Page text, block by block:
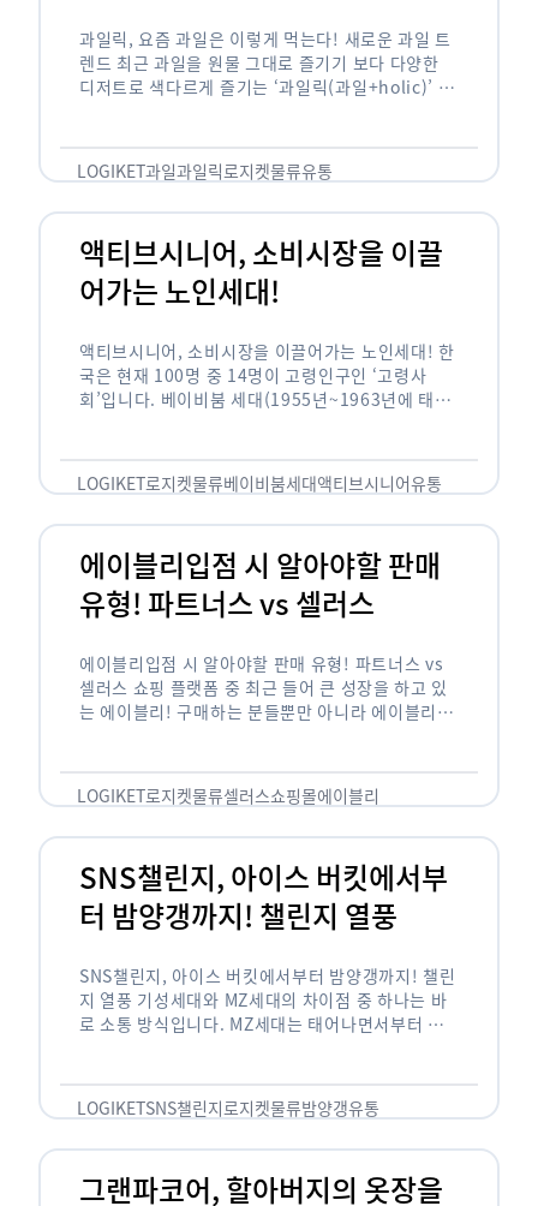
과일릭, 요즘 과일은 이렇게 먹는다! 새로운 과일 트
렌드 최근 과일을 원물 그대로 즐기기 보다 다양한
디저트로 색다르게 즐기는 ‘과일릭(과일+holic)’ 트
…
LOGIKET과일과일릭로지켓물류유통
액티브시니어, 소비시장을 이끌
어가는 노인세대!
액티브시니어, 소비시장을 이끌어가는 노인세대! 한
국은 현재 100명 중 14명이 고령인구인 ‘고령사
회’입니다. 베이비붐 세대(1955년~1963년에 태어
오고 있습니다. 하지만 사회가 늙어가는 …
LOGIKET로지켓물류베이비붐세대액티브시니어유통
에이블리입점 시 알아야할 판매
유형! 파트너스 vs 셀러스
에이블리입점 시 알아야할 판매 유형! 파트너스 vs
셀러스 쇼핑 플랫폼 중 최근 들어 큰 성장을 하고 있
는 에이블리! 구매하는 분들뿐만 아니라 에이블리에
LOGIKET로지켓물류셀러스쇼핑몰에이블리
SNS챌린지, 아이스 버킷에서부
터 밤양갱까지! 챌린지 열풍
SNS챌린지, 아이스 버킷에서부터 밤양갱까지! 챌린
지 열풍 기성세대와 MZ세대의 차이점 중 하나는 바
로 소통 방식입니다. MZ세대는 태어나면서부터 디
도 능숙한 …
LOGIKETSNS챌린지로지켓물류밤양갱유통
그랜파코어, 할아버지의 옷장을